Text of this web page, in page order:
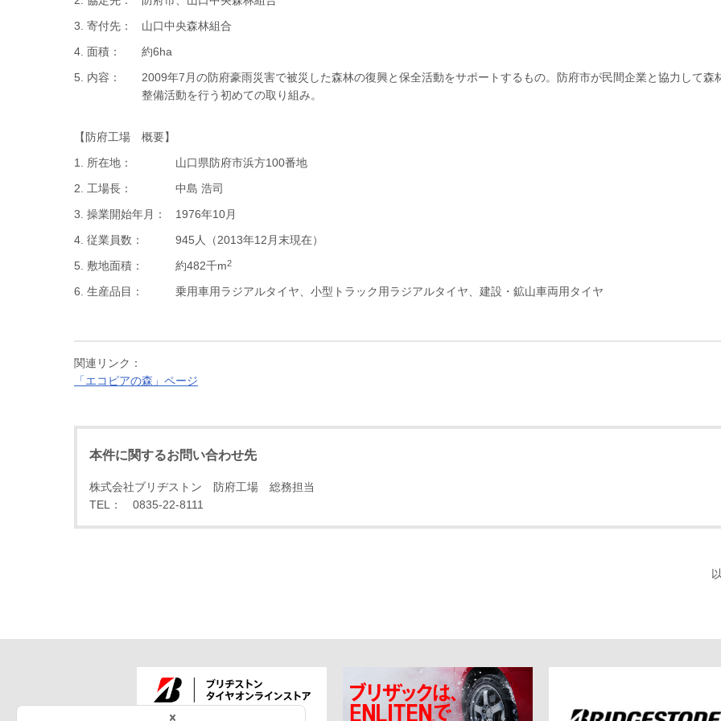
3. 寄付先：
山口中央森林組合
4. 面積：
約6ha
5. 内容：
2009年7月の防府豪雨災害で被災した森林の復興と保全活動をサポートするもの。防府市が民間企業と協力して森
整備活動を行う初めての取り組み。
【防府工場 概要】
1. 所在地：
山口県防府市浜方100番地
2. 工場長：
中島 浩司
3. 操業開始年月：
1976年10月
4. 従業員数：
945人（2013年12月末現在）
5. 敷地面積：
約482千m2
6. 生産品目： 乗用車用ラジアルタイヤ、小型トラック用ラジアルタイヤ、建設・鉱山車両用タイヤ
関連リンク：
「エコピアの森」ページ
本件に関するお問い合わせ先
株式会社ブリヂストン 防府工場 総務担当
TEL： 0835-22-8111